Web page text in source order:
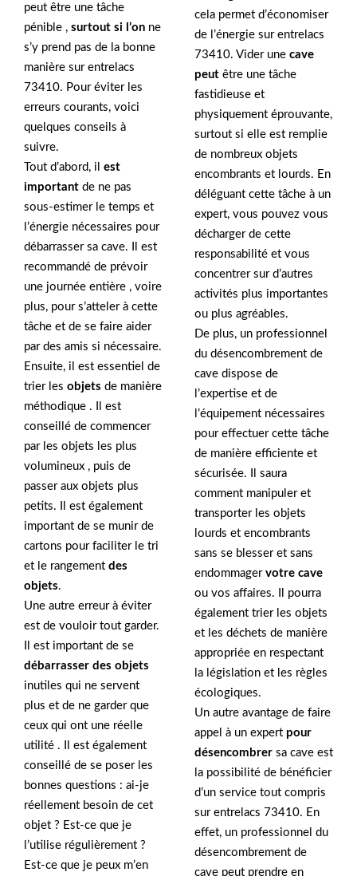
peut être une tâche
pénible , surtout si l’on ne
s’y prend pas de la bonne
manière sur entrelacs
73410. Pour éviter les
erreurs courants, voici
quelques conseils à
suivre.
Tout d’abord, il est
important de ne pas
sous-estimer le temps et
l’énergie nécessaires pour
débarrasser sa cave. Il est
recommandé de prévoir
une journée entière , voire
plus, pour s’atteler à cette
tâche et de se faire aider
par des amis si nécessaire.
Ensuite, il est essentiel de
trier les objets de manière
méthodique . Il est
conseillé de commencer
par les objets les plus
volumineux , puis de
passer aux objets plus
petits. Il est également
important de se munir de
cartons pour faciliter le tri
et le rangement des
objets.
Une autre erreur à éviter
est de vouloir tout garder.
Il est important de se
débarrasser des objets
inutiles qui ne servent
plus et de ne garder que
ceux qui ont une réelle
utilité . Il est également
conseillé de se poser les
bonnes questions : ai-je
réellement besoin de cet
objet ? Est-ce que je
l’utilise régulièrement ?
Est-ce que je peux m’en
cela permet d’économiser
de l’énergie sur entrelacs
73410. Vider une cave
peut être une tâche
fastidieuse et
physiquement éprouvante,
surtout si elle est remplie
de nombreux objets
encombrants et lourds. En
déléguant cette tâche à un
expert, vous pouvez vous
décharger de cette
responsabilité et vous
concentrer sur d’autres
activités plus importantes
ou plus agréables.
De plus, un professionnel
du désencombrement de
cave dispose de
l’expertise et de
l’équipement nécessaires
pour effectuer cette tâche
de manière efficiente et
sécurisée. Il saura
comment manipuler et
transporter les objets
lourds et encombrants
sans se blesser et sans
endommager votre cave
ou vos affaires. Il pourra
également trier les objets
et les déchets de manière
appropriée en respectant
la législation et les règles
écologiques.
Un autre avantage de faire
appel à un expert pour
désencombrer sa cave est
la possibilité de bénéficier
d’un service tout compris
sur entrelacs 73410. En
effet, un professionnel du
désencombrement de
cave peut prendre en